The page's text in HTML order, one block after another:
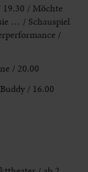
19.30 / Möchte
… / Schauspiel
/
/ 20.00
/ 16.00